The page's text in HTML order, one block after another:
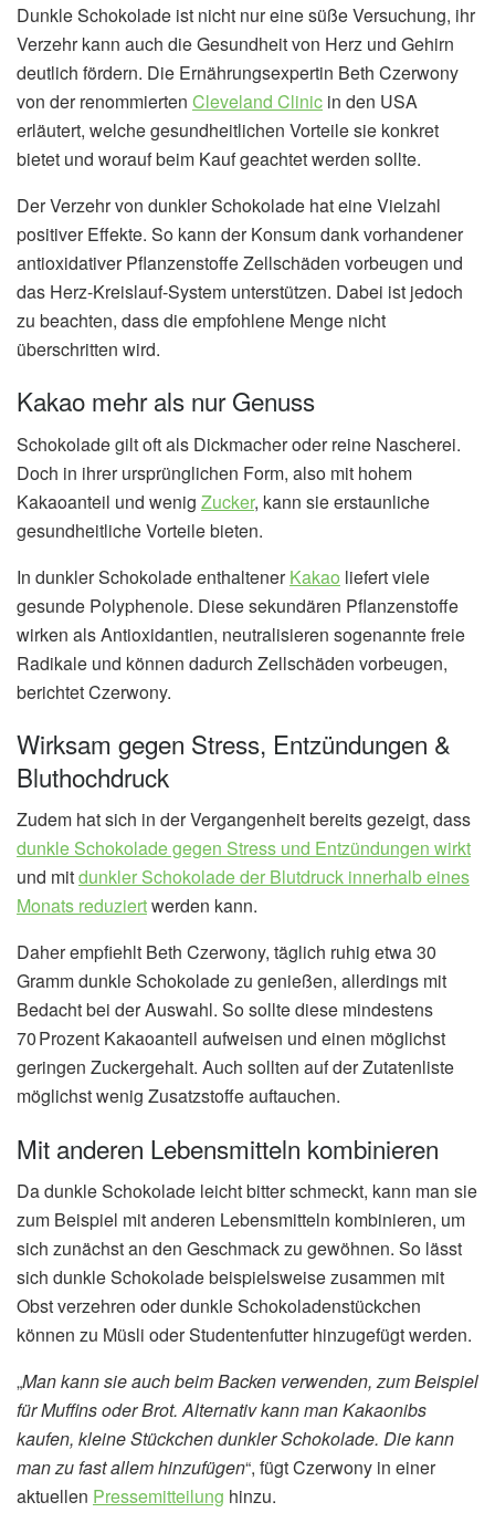
Dunkle Schokolade ist nicht nur eine süße Versuchung, ihr
Verzehr kann auch die Gesundheit von Herz und Gehirn
deutlich fördern. Die Ernährungsexpertin Beth Czerwony
von der renommierten Cleveland Clinic in den USA
erläutert, welche gesundheitlichen Vorteile sie konkret
bietet und worauf beim Kauf geachtet werden sollte.
Der Verzehr von dunkler Schokolade hat eine Vielzahl
positiver Effekte. So kann der Konsum dank vorhandener
antioxidativer Pflanzenstoffe Zellschäden vorbeugen und
das Herz-Kreislauf-System unterstützen. Dabei ist jedoch
zu beachten, dass die empfohlene Menge nicht
überschritten wird.
Kakao mehr als nur Genuss
Schokolade gilt oft als Dickmacher oder reine Nascherei.
Doch in ihrer ursprünglichen Form, also mit hohem
Kakaoanteil und wenig Zucker, kann sie erstaunliche
gesundheitliche Vorteile bieten.
In dunkler Schokolade enthaltenerKakao liefert viele
gesunde Polyphenole. Diese sekundären Pflanzenstoffe
wirken als Antioxidantien, neutralisieren sogenannte freie
Radikale und können dadurch Zellschäden vorbeugen,
berichtet Czerwony.
Wirksam gegen Stress, Entzündungen &
Bluthochdruck
Zudem hat sich in der Vergangenheit bereits gezeigt, dass
dunkle Schokolade gegen Stress und Entzündungen wirkt
und mitdunkler Schokolade der Blutdruck innerhalb eines
Monats reduziertwerden kann.
Daher empfiehlt Beth Czerwony, täglich ruhig etwa 30
Gramm dunkle Schokolade zu genießen, allerdings mit
Bedacht bei der Auswahl. So sollte diese mindestens
70 Prozent Kakaoanteil aufweisen und einen möglichst
geringen Zuckergehalt. Auch sollten auf der Zutatenliste
möglichst wenig Zusatzstoffe auftauchen.
Mit anderen Lebensmitteln kombinieren
Da dunkle Schokolade leicht bitter schmeckt, kann man sie
zum Beispiel mit anderen Lebensmitteln kombinieren, um
sich zunächst an den Geschmack zu gewöhnen. So lässt
sich dunkle Schokolade beispielsweise zusammen mit
Obst verzehren oder dunkle Schokoladenstückchen
können zu Müsli oder Studentenfutter hinzugefügt werden.
„Man kann sie auch beim Backen verwenden, zum Beispiel
für Muffins oder Brot. Alternativ kann man Kakaonibs
kaufen, kleine Stückchen dunkler Schokolade. Die kann
man zu fast allem hinzufügen“, fügt Czerwony in einer
aktuellen Pressemitteilung hinzu.